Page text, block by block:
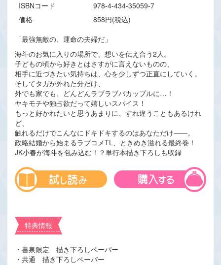
ISBNコード
978-4-434-35059-7
価格
858円(税込)
「最強無敵の、運命の夫婦だ」
海斗のお気に入りの場所で、想いを伝え合う2人。
子どもの頃から好きとはさすがに言えないものの、
相手に近づきたい気持ちは、心を少しずつ正直にしていく。
そしてタガが外れた分だけ、
外でも家でも、どんどんラブラブバカップルに…！
ヤキモチや独占欲だって嬉しいスパイス！
もっと好かれたいと思うあまりに、すれ違うこともあるけれ
ど、
触れるだけでこんなにドキドキするのはあなただけ――。
政略結婚から始まるラブコメTL、ときめき溢れる最終巻！
JK小春が海斗を包み込む！？単行本描き下ろしも収録
特典情報
・書泉限定 描き下ろしペーパー
・共通 描き下ろしペーパー